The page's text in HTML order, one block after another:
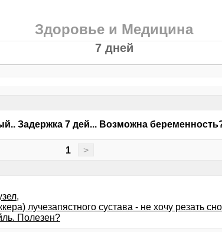
Здоровье и Медицина
7 дней
Задержка 7 дей... Возможна
1 >
лучезапястного сустава - не хочу резать
Полезен?